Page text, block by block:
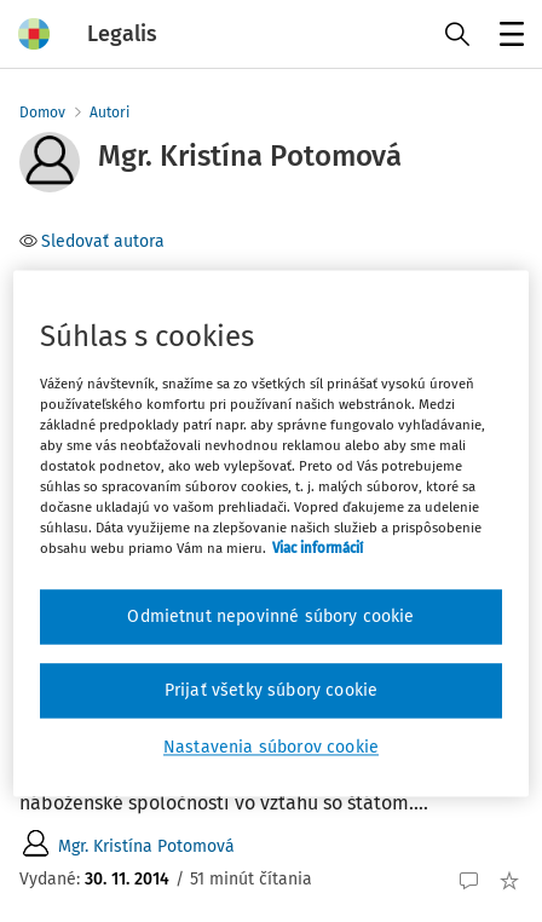
Legalis
Domov Autori
Mgr. Kristína Potomová
Sledovať autora
Ústavné právo (1)
Filter
Počet vyhľadaných dokumentov:1
Zoradiť podľa :
Najnovšie
Najstaršie
Nové cirkvi a náboženské spoločnosti vo
vzťahu so štátom
Nové cirkvi a náboženské spoločnosti vo vzťahu so
štátom Mgr. Kristína Potomová Trnavská univerzita v
náboženské spoločnosti vo vzťahu so štátom....
Mgr. Kristína Potomová
Vydané: 30. 11. 2014 / 51 minút čítania
Súhlas s cookies
Vážený návštevník, snažíme sa zo všetkých síl prinášať vysokú úroveň
používateľského komfortu pri používaní našich webstránok. Medzi
základné predpoklady patrí napr. aby správne fungovalo vyhľadávanie,
aby sme vás neobťažovali nevhodnou reklamou alebo aby sme mali
dostatok podnetov, ako web vylepšovať. Preto od Vás potrebujeme
súhlas so spracovaním súborov cookies, t. j. malých súborov, ktoré sa
dočasne ukladajú vo vašom prehliadači. Vopred ďakujeme za udelenie
súhlasu. Dáta využijeme na zlepšovanie našich služieb a prispôsobenie
obsahu webu priamo Vám na mieru. Viac informácií
Nastavenia súborov cookie
Odmietnut nepovinné súbory cookie
Prijať všetky súbory cookie